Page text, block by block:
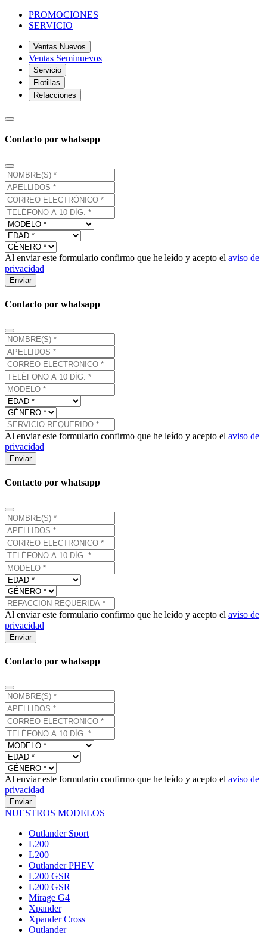
PROMOCIONES
SERVICIO
Ventas Nuevos
Ventas Seminuevos
Servicio
Flotillas
Refacciones
Contacto por whatsapp
Al enviar este formulario confirmo que he leído y acepto el aviso de
privacidad
Enviar
Contacto por whatsapp
Al enviar este formulario confirmo que he leído y acepto el aviso de
privacidad
Enviar
Contacto por whatsapp
Al enviar este formulario confirmo que he leído y acepto el aviso de
privacidad
Enviar
Contacto por whatsapp
Al enviar este formulario confirmo que he leído y acepto el aviso de
privacidad
Enviar
NUESTROS MODELOS
Outlander Sport
L200
L200
Outlander PHEV
L200 GSR
L200 GSR
Mirage G4
Xpander
Xpander Cross
Outlander